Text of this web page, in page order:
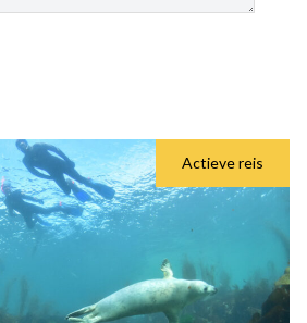
Actieve reis